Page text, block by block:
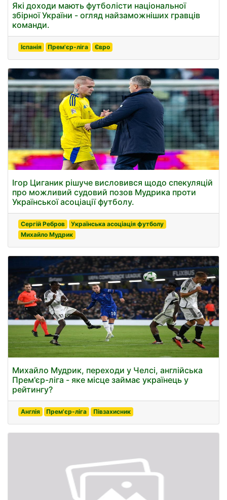
Які доходи мають футболісти національної
збірної України - огляд найзаможніших гравців
команди.
Іспанія Прем'єр-ліга Євро
Ігор Циганик рішуче висловився щодо спекуляцій
про можливий судовий позов Мудрика проти
Української асоціації футболу.
Сергій Ребров
Українська асоціація футболу
Михайло Мудрик
Михайло Мудрик, переходи у Челсі, англійська
Прем'єр-ліга - яке місце займає українець у
рейтингу?
Англія Прем'єр-ліга Півзахисник